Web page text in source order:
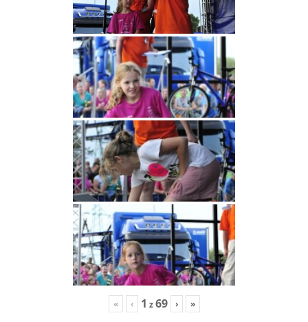
« ‹ 1 z69 › »